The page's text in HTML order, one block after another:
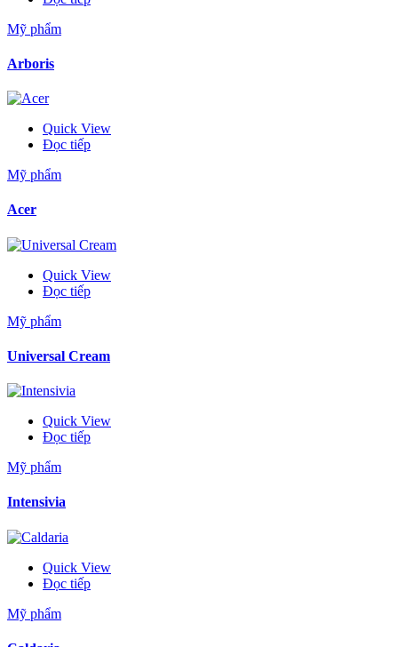
Mỹ phẩm
Arboris
Quick View
Đọc tiếp
Mỹ phẩm
Acer
Quick View
Đọc tiếp
Mỹ phẩm
Universal Cream
Quick View
Đọc tiếp
Mỹ phẩm
Intensivia
Quick View
Đọc tiếp
Mỹ phẩm